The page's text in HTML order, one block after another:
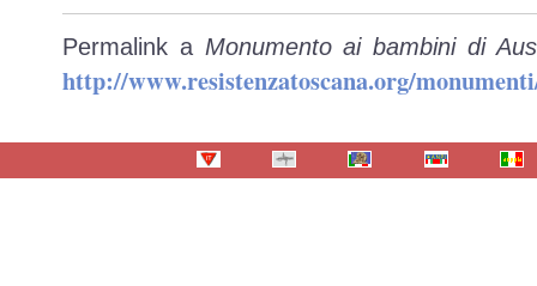
Permalink a Monumento ai bambini di
http://www.resistenzatoscana.org/